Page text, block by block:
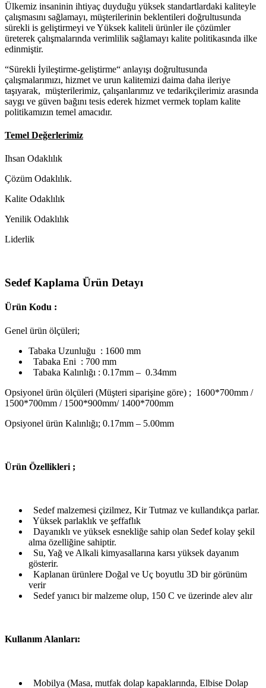
Ülkemiz insaninin ihtiyaç duyduğu yüksek standartlardaki kaliteyle
çalışmasını sağlamayı, müşterilerinin beklentileri doğrultusunda
sürekli is geliştirmeyi ve Yüksek kaliteli ürünler ile çözümler
üreterek çalışmalarında verimlilik sağlamayı kalite politikasında ilke
edinmiştir.
“Sürekli İyileştirme-geliştirme“ anlayışı doğrultusunda
çalışmalarımızı, hizmet ve urun kalitemizi daima daha ileriye
taşıyarak, müşterilerimiz, çalışanlarımız ve tedarikçilerimiz arasında
saygı ve güven bağını tesis ederek hizmet vermek toplam kalite
politikamızın temel amacıdır.
Temel Değerlerimiz
Ihsan Odaklılık
Çözüm Odaklılık.
Kalite Odaklılık
Yenilik Odaklılık
Liderlik
Sedef Kaplama Ürün Detayı
Ürün Kodu :
Genel ürün ölçüleri;
Tabaka Uzunluğu : 1600 mm
Tabaka Eni : 700 mm
Tabaka Kalınlığı : 0.17mm – 0.34mm
Opsiyonel ürün ölçüleri (Müşteri siparişine göre) ; 1600*700mm /
1500*700mm / 1500*900mm/ 1400*700mm
Opsiyonel ürün Kalınlığı; 0.17mm – 5.00mm
Ürün Özellikleri ;
Sedef malzemesi çizilmez, Kir Tutmaz ve kullandıkça parlar.
Yüksek parlaklık ve şeffaflık
Dayanıklı ve yüksek esnekliğe sahip olan Sedef kolay şekil
alma özelliğine sahiptir.
Su, Yağ ve Alkali kimyasallarına karsı yüksek dayanım
gösterir.
Kaplanan ürünlere Doğal ve Uç boyutlu 3D bir görünüm
verir
Sedef yanıcı bir malzeme olup, 150 C ve üzerinde alev alır
Kullanım Alanları:
Mobilya (Masa, mutfak dolap kapaklarında, Elbise Dolap